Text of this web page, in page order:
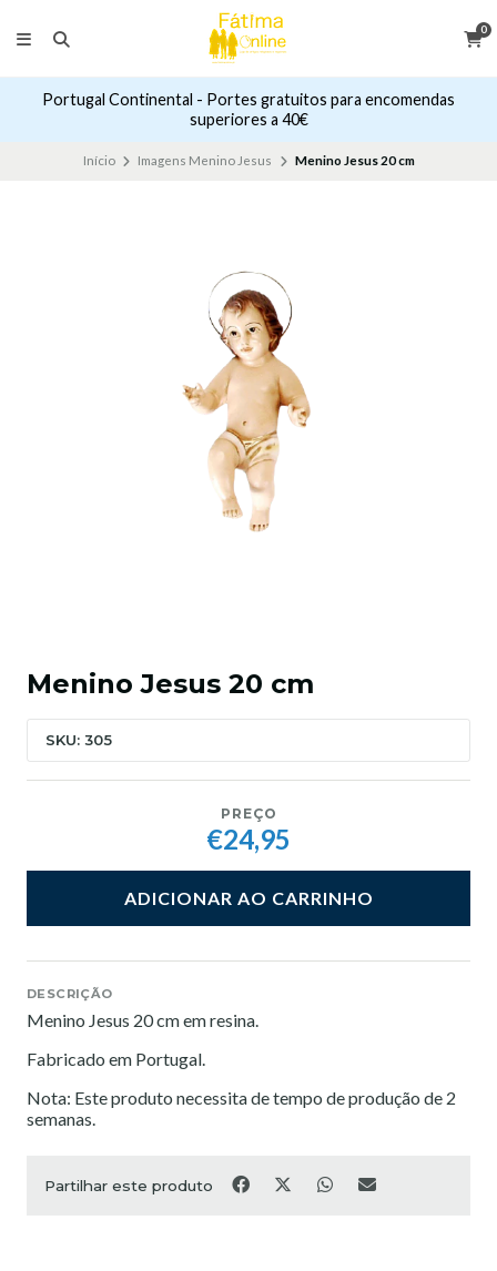
0
Portugal Continental - Portes gratuitos para encomendas
superiores a 40€
Início Imagens Menino Jesus Menino Jesus 20 cm
Menino Jesus 20 cm
SKU: 305
PREÇO
€24,95
ADICIONAR AO CARRINHO
DESCRIÇÃO
Menino Jesus 20 cm em resina.
Fabricado em Portugal.
Nota: Este produto necessita de tempo de produção de 2
semanas.
Partilhar este produto